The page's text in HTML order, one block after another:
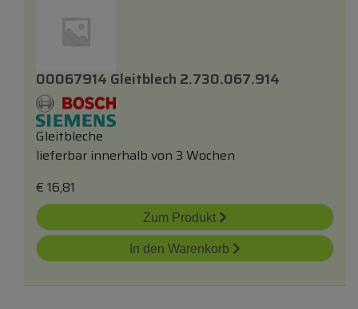
00067914 Gleitblech 2.730.067.914
Gleitbleche
lieferbar innerhalb von 3 Wochen
€ 16,81
Zum Produkt
In den Warenkorb